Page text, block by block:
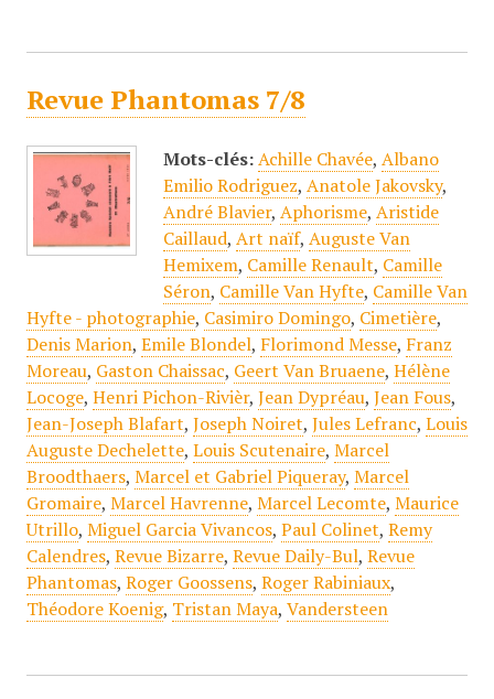
Revue Phantomas 7/8
Mots-clés: Achille Chavée, Albano
Emilio Rodriguez, Anatole Jakovsky,
André Blavier, Aphorisme, Aristide
Caillaud, Art naïf, Auguste Van
Hemixem, Camille Renault, Camille
Séron, Camille Van Hyfte, Camille Van
Hyfte - photographie, Casimiro Domingo, Cimetière,
Denis Marion, Emile Blondel, Florimond Messe, Franz
Moreau, Gaston Chaissac, Geert Van Bruaene, Hélène
Locoge, Henri Pichon-Rivièr, Jean Dypréau, Jean Fous,
Jean-Joseph Blafart, Joseph Noiret, Jules Lefranc, Louis
Auguste Dechelette, Louis Scutenaire, Marcel
Broodthaers, Marcel et Gabriel Piqueray, Marcel
Gromaire, Marcel Havrenne, Marcel Lecomte, Maurice
Utrillo, Miguel Garcia Vivancos, Paul Colinet, Remy
Calendres, Revue Bizarre, Revue Daily-Bul, Revue
Phantomas, Roger Goossens, Roger Rabiniaux,
Théodore Koenig, Tristan Maya, Vandersteen